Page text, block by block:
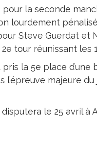
la seconde
lourdement
Steve Guerdat et
tour réunissant les
la 5e place d’une
majeure du
le 25 avril à